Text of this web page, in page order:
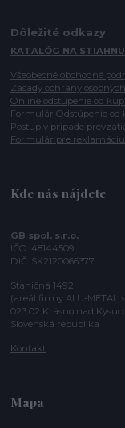
Dôležité odkazy
KATALÓG NA
Všeobecné obchodné
Zásady ochrany
Online odstúpenie od
Formulár Odstúpenie
Postup v prípade
Formulár pre
Kde nás nájdete
GB spol. s.r.o.
IČO: 48144509
DIČ: SK2120066377
Staničná 1492
(areál firmy ALU-METAL,
023 02 Krásno nad
Slovenská republika
Kontakt
Mapa